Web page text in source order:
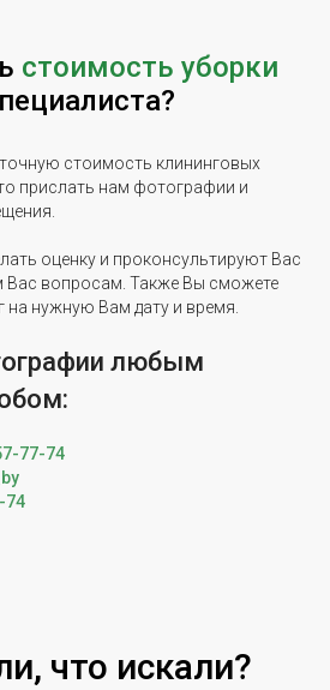
стоимость уборки
стоимость клининговых
прислать нам фотографии и
оценку и проконсультируют Вас
Вас вопросам. Также Вы сможете
на нужную Вам дату и время.
любым
77-74
74
что искали?